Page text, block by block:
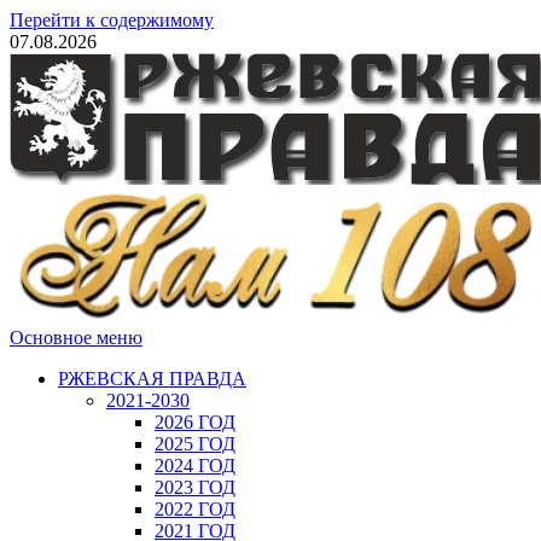
Перейти к содержимому
07.08.2026
Основное меню
РЖЕВСКАЯ ПРАВДА
2021-2030
2026 ГОД
2025 ГОД
2024 ГОД
2023 ГОД
2022 ГОД
2021 ГОД